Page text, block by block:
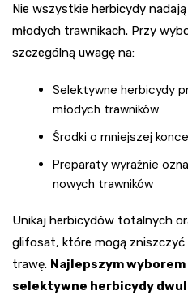
Nie wszystkie herbicydy
młodych trawnikach. Przy
szczególną uwagę na:
Selektywne herbicydy
młodych trawników
Środki o mniejszej
Preparaty wyraźnie
nowych trawników
Unikaj herbicydów totalnych
glifosat, które mogą
trawę. Najlepszym
selektywne herbicydy